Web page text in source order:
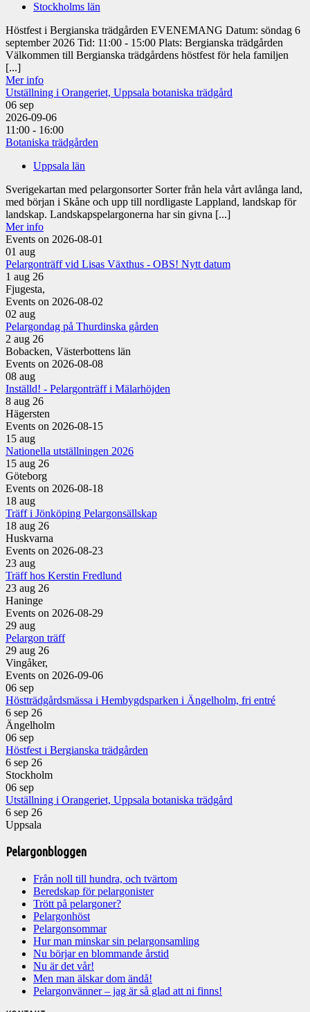
Stockholms län
Höstfest i Bergianska trädgården EVENEMANG Datum: söndag 6
september 2026 Tid: 11:00 - 15:00 Plats: Bergianska trädgården
Välkommen till Bergianska trädgårdens höstfest för hela familjen
[...]
Mer info
Utställning i Orangeriet, Uppsala botaniska trädgård
06 sep
2026-09-06
11:00 - 16:00
Botaniska trädgården
Uppsala län
Sverigekartan med pelargonsorter Sorter från hela vårt avlånga land,
med början i Skåne och upp till nordligaste Lappland, landskap för
landskap. Landskapspelargonerna har sin givna [...]
Mer info
Events on 2026-08-01
01 aug
Pelargonträff vid Lisas Växthus - OBS! Nytt datum
1 aug 26
Fjugesta,
Events on 2026-08-02
02 aug
Pelargondag på Thurdinska gården
2 aug 26
Bobacken, Västerbottens län
Events on 2026-08-08
08 aug
Inställd! - Pelargonträff i Mälarhöjden
8 aug 26
Hägersten
Events on 2026-08-15
15 aug
Nationella utställningen 2026
15 aug 26
Göteborg
Events on 2026-08-18
18 aug
Träff i Jönköping Pelargonsällskap
18 aug 26
Huskvarna
Events on 2026-08-23
23 aug
Träff hos Kerstin Fredlund
23 aug 26
Haninge
Events on 2026-08-29
29 aug
Pelargon träff
29 aug 26
Vingåker,
Events on 2026-09-06
06 sep
Höstträdgårdsmässa i Hembygdsparken i Ängelholm, fri entré
6 sep 26
Ängelholm
06 sep
Höstfest i Bergianska trädgården
6 sep 26
Stockholm
06 sep
Utställning i Orangeriet, Uppsala botaniska trädgård
6 sep 26
Uppsala
Pelargonbloggen
Från noll till hundra, och tvärtom
Beredskap för pelargonister
Trött på pelargoner?
Pelargonhöst
Pelargonsommar
Hur man minskar sin pelargonsamling
Nu börjar en blommande årstid
Nu är det vår!
Men man älskar dom ändå!
Pelargonvänner – jag är så glad att ni finns!